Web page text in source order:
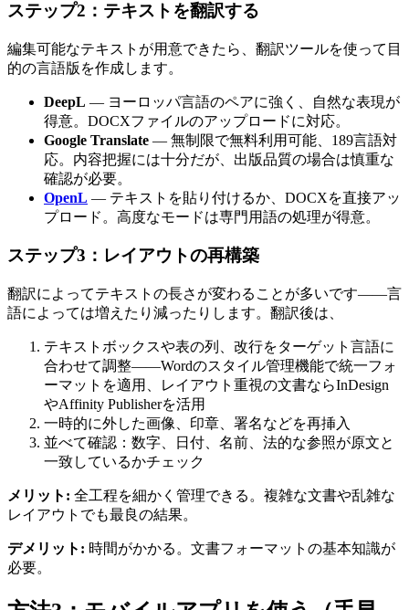
ステップ2：テキストを翻訳する
編集可能なテキストが用意できたら、翻訳ツールを使って目
的の言語版を作成します。
DeepL — ヨーロッパ言語のペアに強く、自然な表現が
得意。DOCXファイルのアップロードに対応。
Google Translate — 無制限で無料利用可能、189言語対
応。内容把握には十分だが、出版品質の場合は慎重な
確認が必要。
OpenL — テキストを貼り付けるか、DOCXを直接アッ
プロード。高度なモードは専門用語の処理が得意。
ステップ3：レイアウトの再構築
翻訳によってテキストの長さが変わることが多いです——言
語によっては増えたり減ったりします。翻訳後は、
テキストボックスや表の列、改行をターゲット言語に
合わせて調整——Wordのスタイル管理機能で統一フォ
ーマットを適用、レイアウト重視の文書ならInDesign
やAffinity Publisherを活用
一時的に外した画像、印章、署名などを再挿入
並べて確認：数字、日付、名前、法的な参照が原文と
一致しているかチェック
メリット: 全工程を細かく管理できる。複雑な文書や乱雑な
レイアウトでも最良の結果。
デメリット: 時間がかかる。文書フォーマットの基本知識が
必要。